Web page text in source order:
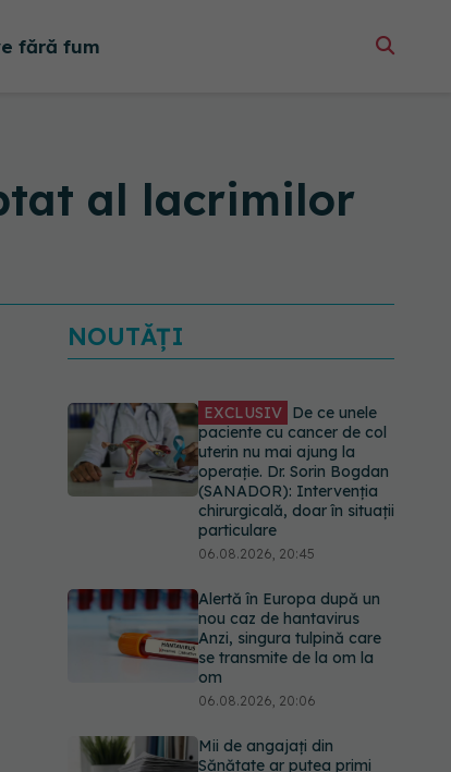
fără fum
al lacrimilor
NOUTĂȚI
EXCLUSIV De ce unele
paciente cu cancer de col
uterin nu mai ajung la
operație. Dr. Sorin Bogdan
(SANADOR): Intervenția
chirurgicală, doar în situații
particulare
06.08.2026, 20:45
Alertă în Europa după un
nou caz de hantavirus
Anzi, singura tulpină care
se transmite de la om la
om
06.08.2026, 20:06
Mii de angajați din
Sănătate ar putea primi